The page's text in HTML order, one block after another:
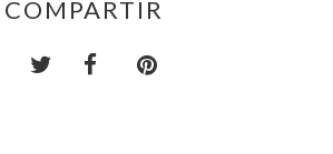
COMPARTIR